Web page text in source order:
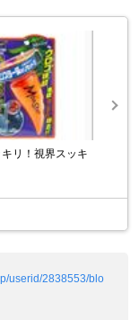
リ！視界スッキ
userid/2838553/blo